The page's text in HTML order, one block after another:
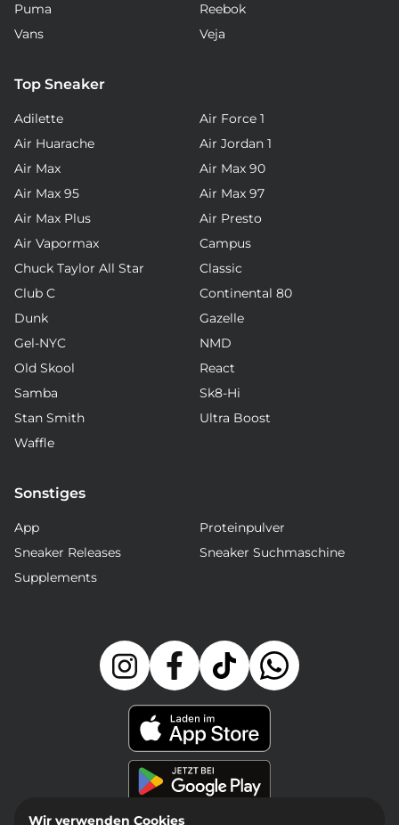
Puma
Reebok
Vans
Veja
Top Sneaker
Adilette
Air Force 1
Air Huarache
Air Jordan 1
Air Max
Air Max 90
Air Max 95
Air Max 97
Air Max Plus
Air Presto
Air Vapormax
Campus
Chuck Taylor All Star
Classic
Club C
Continental 80
Dunk
Gazelle
Gel-NYC
NMD
Old Skool
React
Samba
Sk8-Hi
Stan Smith
Ultra Boost
Waffle
Sonstiges
App
Proteinpulver
Sneaker Releases
Sneaker Suchmaschine
Supplements
Wir verwenden Cookies